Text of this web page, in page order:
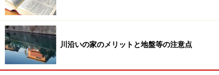
準のほうが若干少なくなっているものの、新耐震だから
大丈夫だったという結果にはなっていません。
ちなみに高層住宅管理業協会の調査では大破がゼロです
が、仙台市の罹災証明に基づく集計では全壊が100棟を
川沿いの家のメリットと地盤等の注意点